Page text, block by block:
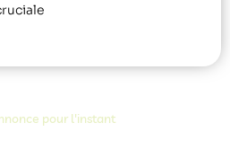
pour l'instant